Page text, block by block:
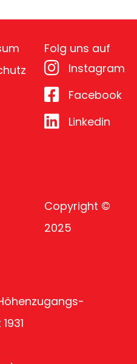
Folg uns auf
Instagram
Facebook
Linkedin
Copyright ©
2025